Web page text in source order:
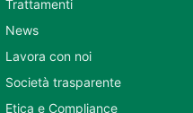
Trattamenti
News
Lavora con noi
Società trasparente
Etica e Compliance